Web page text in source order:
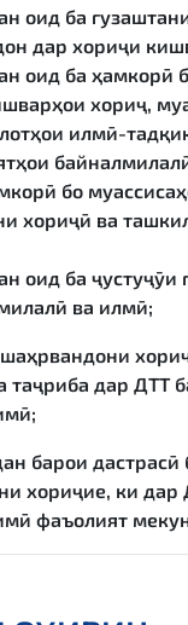
оид ба
дар хориҷи
оид ба ҳамкорӣ
хориҷ,
илмӣ-
бо
хориҷӣ ва
оид ба ҷустуҷӯи
ва илмӣ;
таҷриба дар ДТТ
барои дастрасӣ
хориҷие, ки дар
фаъолият